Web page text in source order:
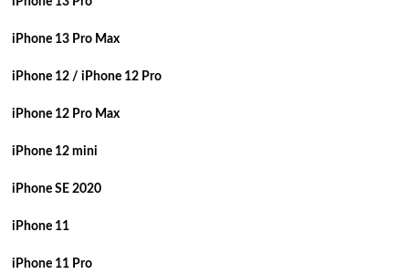
iPhone 13 Pro Max
iPhone 12 / iPhone 12 Pro
iPhone 12 Pro Max
iPhone 12 mini
iPhone SE 2020
iPhone 11
iPhone 11 Pro